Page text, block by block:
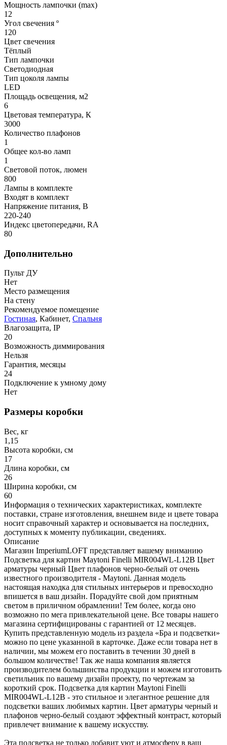
Мощность лампочки (max)
12
Угол свечения º
120
Цвет свечения
Тёплый
Тип лампочки
Светодиодная
Тип цоколя лампы
LED
Площадь освещения, м2
6
Цветовая температура, К
3000
Количество плафонов
1
Общее кол-во ламп
1
Световой поток, люмен
800
Лампы в комплекте
Входят в комплект
Напряжение питания, В
220-240
Индекс цветопередачи, RA
80
Дополнительно
Пульт ДУ
Нет
Место размещения
На стену
Рекомендуемое помещение
Гостиная, Кабинет, Спальня
Влагозащита, IP
20
Возможность диммирования
Нельзя
Гарантия, месяцы
24
Подключение к умному дому
Нет
Размеры коробки
Вес, кг
1,15
Высота коробки, см
17
Длина коробки, см
26
Ширина коробки, см
60
Информация о технических характеристиках, комплекте
поставки, стране изготовления, внешнем виде и цвете товара
носит справочный характер и основывается на последних,
доступных к моменту публикации, сведениях.
Описание
Магазин ImperiumLOFT представляет вашему вниманию
Подсветка для картин Maytoni Finelli MIR004WL-L12B Цвет
арматуры черный Цвет плафонов черно-белый от очень
известного производителя - Maytoni. Данная модель
настоящая находка для стильных интерьеров и превосходно
впишется в ваш дизайн. Порадуйте свой дом приятным
светом в приличном обрамлении! Тем более, когда оно
возможно по мега привлекательной цене. Все товары нашего
магазина сертифицированы с гарантией от 12 месяцев.
Купить представленную модель из раздела «Бра и подсветки»
можно по цене указанной в карточке. Даже если товара нет в
наличии, мы можем его поставить в течении 30 дней в
большом количестве! Так же наша компания является
производителем большинства продукции и можем изготовить
светильник по вашему дизайн проекту, по чертежам за
короткий срок. Подсветка для картин Maytoni Finelli
MIR004WL-L12B - это стильное и элегантное решение для
подсветки ваших любимых картин. Цвет арматуры черный и
плафонов черно-белый создают эффектный контраст, который
привлечет внимание к вашему искусству.
Эта подсветка не только добавит уют и атмосферу в ваш